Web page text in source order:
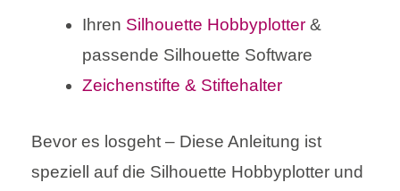
Ihren Silhouette Hobbyplotter &
passende Silhouette Software
Zeichenstifte & Stiftehalter
Bevor es losgeht – Diese Anleitung ist
speziell auf die Silhouette Hobbyplotter und